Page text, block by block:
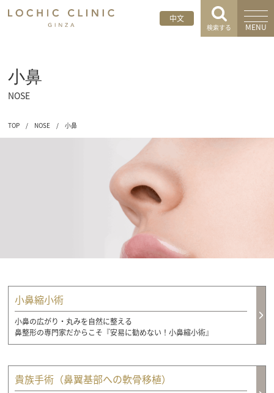
中文
検索する MENU
小鼻
NOSE
TOP / NOSE / 小鼻
小鼻縮小術
小鼻の広がり・丸みを自然に整える
鼻整形の専門家だからこそ『安易に勧めない！小鼻縮小術』
貴族手術（鼻翼基部への軟骨移植）